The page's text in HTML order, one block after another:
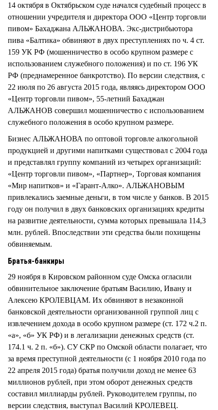
14 октября в Октябрьском суде начался судебный процесс в
отношении учредителя и директора ООО «Центр торговли
пивом» Бахаджана АЛЬЖАНОВА. Экс-дистрибьютора
пива «Балтика» обвиняют в двух преступлениях по ч. 4 ст.
159 УК РФ (мошенничество в особо крупном размере с
использованием служебного положения) и по ст. 196 УК
РФ (преднамеренное банкротство). По версии следствия, с
22 июля по 26 августа 2015 года, являясь директором ООО
«Центр торговли пивом», 55-летний Бахаджан
АЛЬЖАНОВ совершил мошенничество с использованием
служебного положения в особо крупном размере.
Бизнес АЛЬЖАНОВА по оптовой торговле алкогольной
продукцией и другими напитками существовал с 2004 года
и представлял группу компаний из четырех организаций:
«Центр торговли пивом», «Партнер», Торговая компания
«Мир напитков» и «Гарант-Алко». АЛЬЖАНОВЫМ
привлекались заемные деньги, в том числе у банков. В 2015
году он получил в двух банковских организациях кредиты
на развитие деятельности, сумма которых превышала 114,3
млн. рублей. Впоследствии эти средства были похищены
обвиняемым.
Братья-банкиры
29 ноября в Кировском районном суде Омска огласили
обвинительное заключение братьям Василию, Ивану и
Алексею КРОЛЕВЦАМ. Их обвиняют в незаконной
банковской деятельности организованной группой лиц с
извлечением дохода в особо крупном размере (ст. 172 ч.2 п.
«а», «б» УК РФ) и в легализации денежных средств (ст.
174.1 ч. 2 п. «б»). СУ СКР по Омской области полагает, что
за время преступной деятельности (с 1 ноября 2010 года по
22 апреля 2015 года) братья получили доход не менее 63
миллионов рублей, при этом оборот денежных средств
составил миллиарды рублей. Руководителем группы, по
версии следствия, выступал Василий КРОЛЕВЕЦ.